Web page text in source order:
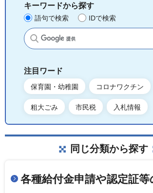
キーワードから探す
語句で検索 IDで検索
サイト内検索
注目ワード
保育園・幼稚園 コロナワクチン
粗大ごみ 市民税 入札情報
同じ分類から探す
各種給付金申請や認定証等